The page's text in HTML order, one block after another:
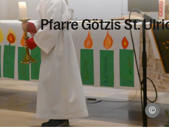
Pfarre Götzis St.
Informationen
Kalender